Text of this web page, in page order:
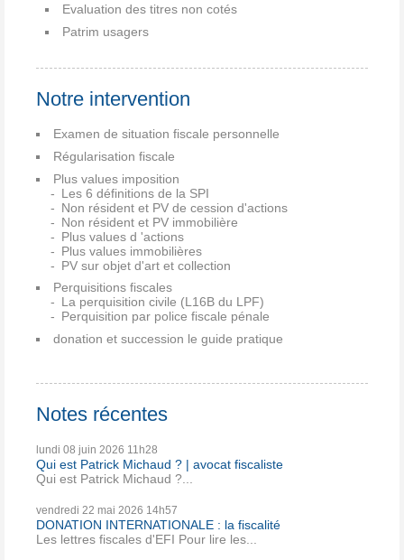
Evaluation des titres non cotés
Patrim usagers
Notre intervention
Examen de situation fiscale personnelle
Régularisation fiscale
Plus values imposition
Les 6 définitions de la SPI
Non résident et PV de cession d'actions
Non résident et PV immobilière
Plus values d 'actions
Plus values immobilières
PV sur objet d'art et collection
Perquisitions fiscales
La perquisition civile (L16B du LPF)
Perquisition par police fiscale pénale
donation et succession le guide pratique
Notes récentes
lundi 08 juin 2026 11h28
Qui est Patrick Michaud ? | avocat fiscaliste
Qui est Patrick Michaud ?...
vendredi 22 mai 2026 14h57
DONATION INTERNATIONALE : la fiscalité
Les lettres fiscales d'EFI Pour lire les...